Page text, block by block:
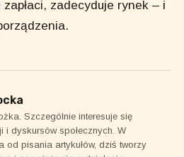
zadecyduje rynek – i
Szczególnie interesuje się
i dyskursów społecznych. W
od pisania artykułów, dziś tworzy